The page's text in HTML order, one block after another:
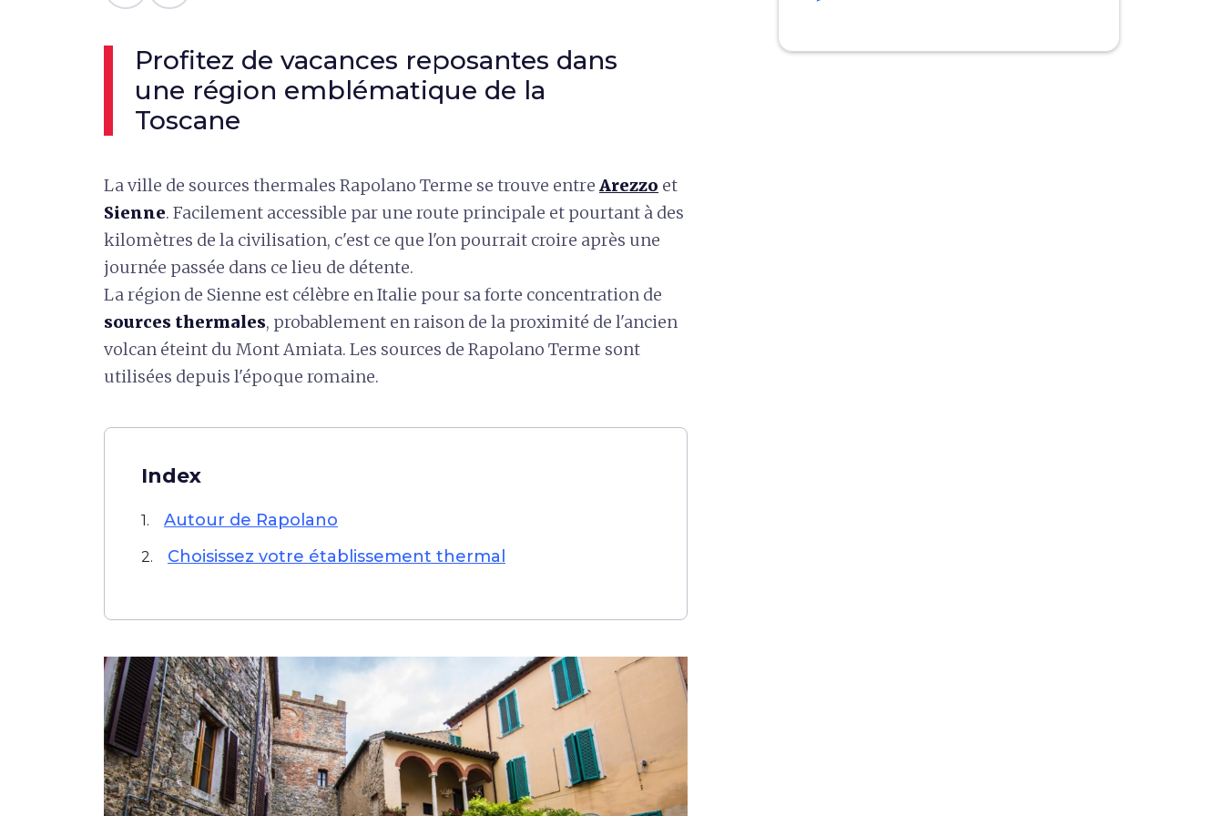
Profitez de vacances reposantes dans
une région emblématique de la
Toscane
La ville de sources thermales Rapolano Terme se trouve entre Arezzo et
Sienne. Facilement accessible par une route principale et pourtant à des
kilomètres de la civilisation, c'est ce que l'on pourrait croire après une
journée passée dans ce lieu de détente.
La région de Sienne est célèbre en Italie pour sa forte concentration de
sources thermales, probablement en raison de la proximité de l'ancien
volcan éteint du Mont Amiata. Les sources de Rapolano Terme sont
utilisées depuis l'époque romaine.
Index
1. Autour de Rapolano
2. Choisissez votre établissement thermal